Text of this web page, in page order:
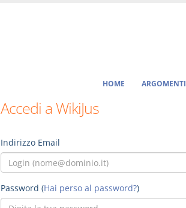
HOME ARGOMENTI
Accedi a WikiJus
Indirizzo Email
Password (Hai perso al password?)